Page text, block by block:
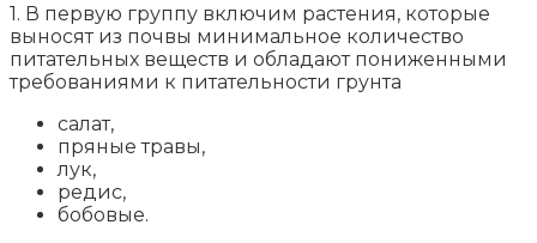
1. В первую группу включим растения, которые
выносят из почвы минимальное количество
питательных веществ и обладают пониженными
требованиями к питательности грунта
салат,
пряные травы,
лук,
редис,
бобовые.